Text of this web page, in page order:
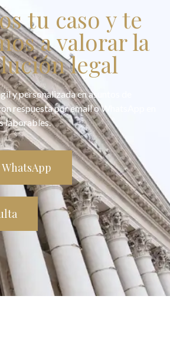
tu caso y te
a valorar la
legal
y personalizada en asuntos de
respuesta por email o WhatsApp en
laborables.